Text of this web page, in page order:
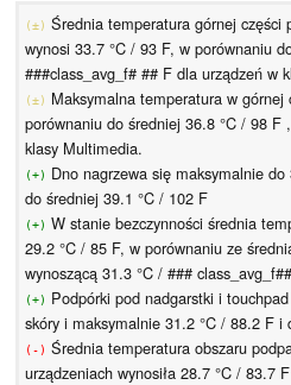
(±) Średnia temperatura górnej części
wynosi 33.7 °C / 93 F, w porównaniu
###class_avg_f# ## F dla urządzeń w
(±) Maksymalna temperatura w
porównaniu do średniej 36.8 °C / 98 F
klasy Multimedia.
(+) Dno nagrzewa się maksymalnie
do średniej 39.1 °C / 102 F
(+) W stanie bezczynności średnia
29.2 °C / 85 F, w porównaniu ze
wynoszącą 31.3 °C / ###
(+) Podpórki pod nadgarstki i
skóry i maksymalnie 31.2 °C / 88.2 F i
(-) Średnia temperatura obszaru
urządzeniach wynosiła 28.7 °C / 83.7